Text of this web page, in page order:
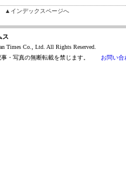
▲インデックスページへ
ス
Times Co., Ltd. All Rights Reserved.
事・写真の無断転載を禁じます。 お問い合